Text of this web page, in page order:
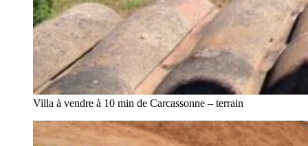
Villa à vendre à 10 min de Carcassonne – terrain